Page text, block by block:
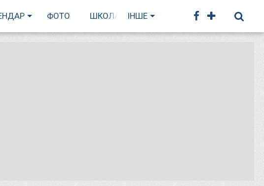
ФОТО ШКОЛА БІГУ
ІНШЕ